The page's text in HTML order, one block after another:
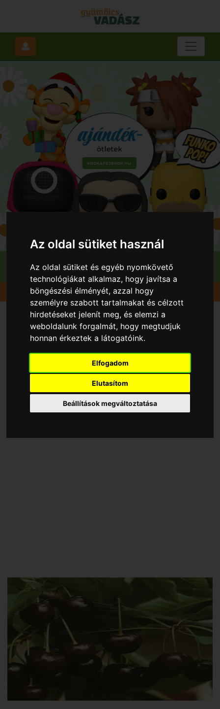
Az oldal sütiket használ
Az oldal sütiket és egyéb nyomkövető
technológiákat alkalmaz, hogy javítsa a
böngészési élményét, azzal hogy
személyre szabott tartalmakat és célzott
hirdetéseket jelenít meg, és elemzi a
weboldalunk forgalmát, hogy megtudjuk
honnan érkeztek a látogatóink.
Elfogadom
Elutasítom
Beállítások megváltoztatása
Gyümölcsök Meggy Érdi jubileum